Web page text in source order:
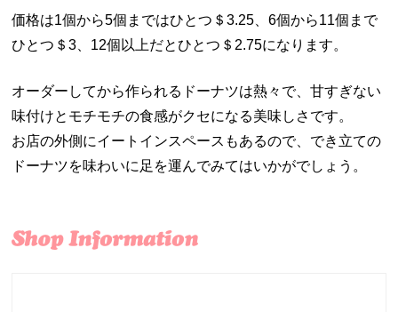
価格は1個から5個まではひとつ＄3.25、6個から11個まで
ひとつ＄3、12個以上だとひとつ＄2.75になります。
オーダーしてから作られるドーナツは熱々で、甘すぎない
味付けとモチモチの食感がクセになる美味しさです。
お店の外側にイートインスペースもあるので、でき立ての
ドーナツを味わいに足を運んでみてはいかがでしょう。